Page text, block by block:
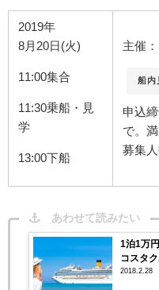
2019年
8月20日(火)
11:00集合
11:30乗船・見
学
13:00下船
主催
船内
申込
で。
募集
あわせて読みたい
1泊1万
コスタ
2018.2.28